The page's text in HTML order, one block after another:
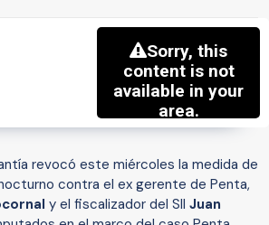
revocó este miércoles la medida de
contra el ex gerente de Penta,
y el fiscalizador del SII Juan